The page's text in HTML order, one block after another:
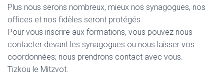
Plus nous serons nombreux, mieux nos synagogues, nos
offices et nos fidèles seront protégés.
Pour vous inscrire aux formations, vous pouvez nous
contacter devant les synagogues ou nous laisser vos
coordonnées; nous prendrons contact avec vous.
Tizkou le Mitzvot.